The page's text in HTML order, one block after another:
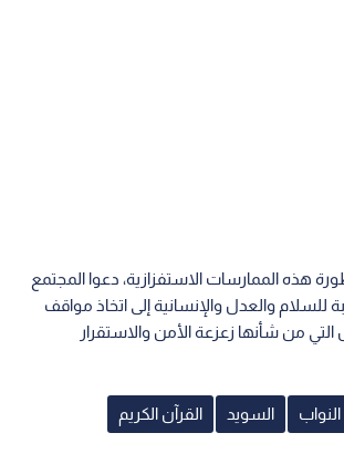
هذه الممارسات الاستفزازية، دعوا المجتمع
للسلام والعدل والإنسانية إلى اتخاذ مواقف
التي من شأنها زعزعة الأمن والاستقرار
السويد القرآن الكريم